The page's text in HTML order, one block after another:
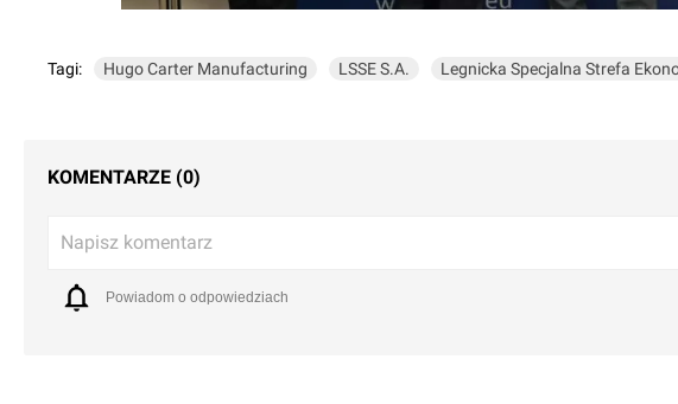
Tagi: Hugo Carter Manufacturing LSSE S.A. Legnicka Specjalna Strefa
KOMENTARZE (0)
Napisz komentarz
Powiadom o odpowiedziach